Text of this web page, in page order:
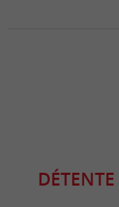
DÉTENTE